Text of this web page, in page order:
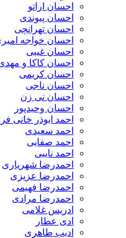
احسان اراتو
احسان پیوندی
احسان تهرانچی
احسان خواجه امیری
احسان غیبی
احسان کاکا و مهدی کاکازاده
احسان کریمی
احسان ناجی
احسان نی زن
احسان وحیدپور
احمد ابوذر خانی فرد
احمد سعیدی
احمد صفایی
احمد نایبی
احمدرضا شهریاری
احمدرضا عزیزی
احمدرضا فهیمی
احمدرضا مرادی
ادریس غلامی
ادی عطار
ادیب طاهری